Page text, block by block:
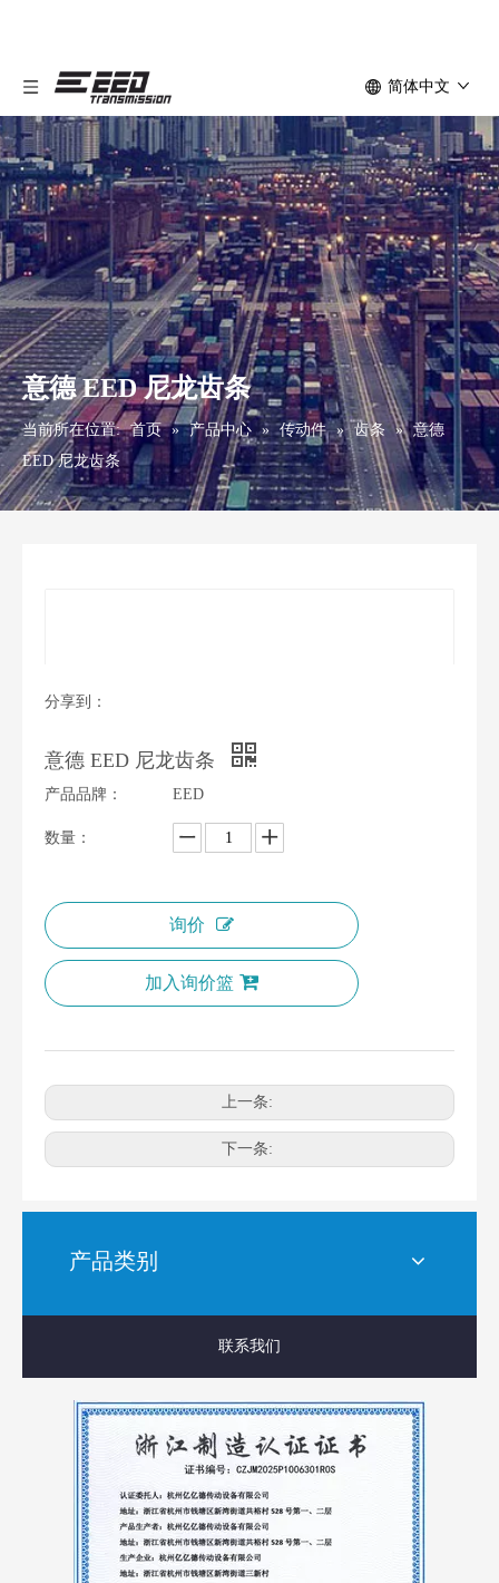
简体中文
意德 EED 尼龙齿条
当前所在位置: 首页 » 产品中心 » 传动件 » 齿条 » 意德
EED 尼龙齿条
分享到：
意德 EED 尼龙齿条
产品品牌： EED
数量：
询价
加入询价篮
上一条:
下一条:
产品类别
联系我们